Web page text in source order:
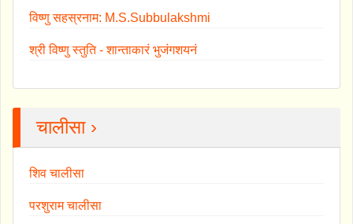
विष्णु सहस्रनाम: M.S.Subbulakshmi
श्री विष्णु स्तुति - शान्ताकारं भुजंगशयनं
चालीसा ›
शिव चालीसा
परशुराम चालीसा